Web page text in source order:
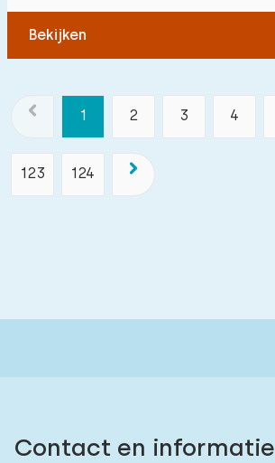
Bekijken
1 2 3 4
123 124
Contact en informatie